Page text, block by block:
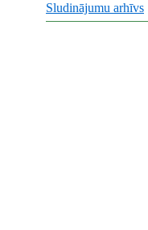
Sludinājumu arhīvs